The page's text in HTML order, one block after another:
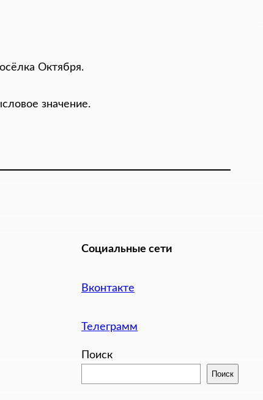
Октября.
значение.
Социальные сети
Вконтакте
Телеграмм
Поиск
Поиск